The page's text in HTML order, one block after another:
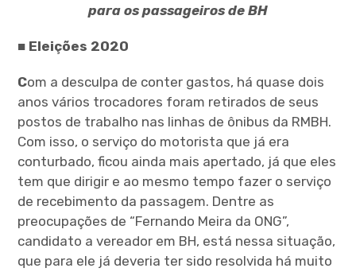
para os passageiros de BH
■ Eleições 2020
Com a desculpa de conter gastos, há quase dois
anos vários trocadores foram retirados de seus
postos de trabalho nas linhas de ônibus da RMBH.
Com isso, o serviço do motorista que já era
conturbado, ficou ainda mais apertado, já que eles
tem que dirigir e ao mesmo tempo fazer o serviço
de recebimento da passagem. Dentre as
preocupações de “Fernando Meira da ONG”,
candidato a vereador em BH, está nessa situação,
que para ele já deveria ter sido resolvida há muito